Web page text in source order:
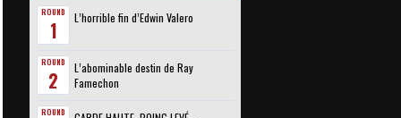
ROUND
1 L’horrible fin d’Edwin Valero
ROUND
2
L’abominable destin de Ray
Famechon
ROUND